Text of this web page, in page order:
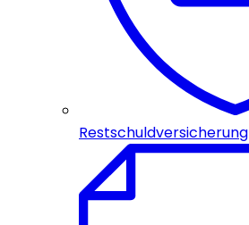
Restschuldversicherung